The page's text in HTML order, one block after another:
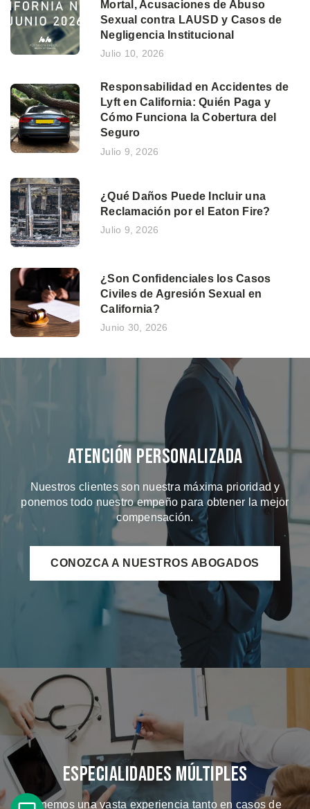
Mortal, Acusaciones de Abuso
Sexual contra LAUSD y Casos de
Negligencia Institucional
Julio 10, 2026
Responsabilidad en Accidentes de
Lyft en California: Quién Paga y
Cómo Funciona la Cobertura del
Seguro
Julio 9, 2026
¿Qué Daños Puede Incluir una
Reclamación por el Eaton Fire?
Julio 9, 2026
¿Son Confidenciales los Casos
Civiles de Agresión Sexual en
California?
Junio 30, 2026
Atención Personalizada
Nuestros clientes son nuestra máxima prioridad y
ponemos todo nuestro empeño para obtener la mejor
compensación.
CONOZCA A NUESTROS ABOGADOS
Especialidades Múltiples
Tenemos una vasta experiencia tanto en casos de